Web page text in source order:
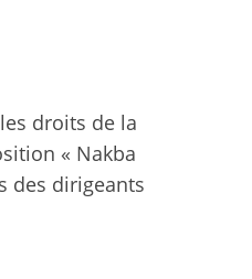
droits de la
« Nakba
des dirigeants